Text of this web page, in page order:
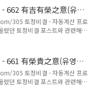
풍 기자화지 貴人來助 財祿可得
663 安靜有福之意(안정유
해설 [ 한해 운수 ] 九月丹楓 勝
年運最吉 生活泰平 – 연운최길
– 약비이거 일차원행 身數大吉
勿爲急圖 晩得成就 – 물위급도
財自外來 最利此月 – 재자외래
- 662 有吉有榮之意(유길
305 토정비결 - 자동계산 프로
렸던 토정비결 포스트와 관련해서
을까 생각하다가 파이썬으로 자
662 有吉有榮之意(유길유
해설 [ 한해 운수 ] 六里靑山 眼
夫婦和合 家道旺盛 – 부부화합
– 약비관록 의외득재 到處有財
三春之數 所望如意 – 삼춘지수
661 有榮貴之意(유영귀
305 토정비결 - 자동계산 프로
렸던 토정비결 포스트와 관련해서
을까 생각하다가 파이썬으로 자